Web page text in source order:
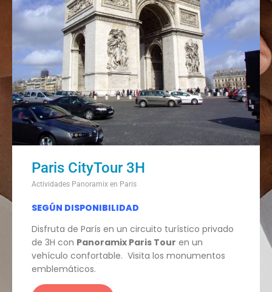
Paris CityTour 3H
Actividades Panoramix en Paris
SEGÚN DISPONIBILIDAD
Disfruta de París en un circuito turístico privado
de 3H con Panoramix Paris Tour en un
vehículo confortable. Visita los monumentos
emblemáticos.